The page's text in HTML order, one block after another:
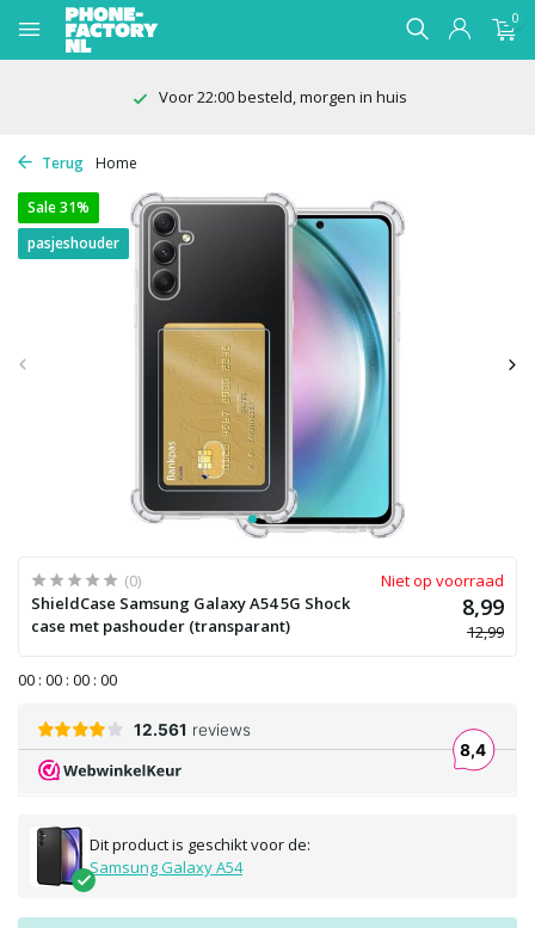
0
Voor 22:00 besteld, morgen in huis
Terug Home
Sale 31%
pasjeshouder
(0)
ShieldCase Samsung Galaxy A54 5G Shock
case met pashouder (transparant)
Niet op voorraad
8,99
12,99
00 : 00 : 00 : 00
Dit product is geschikt voor de:
Samsung Galaxy A54